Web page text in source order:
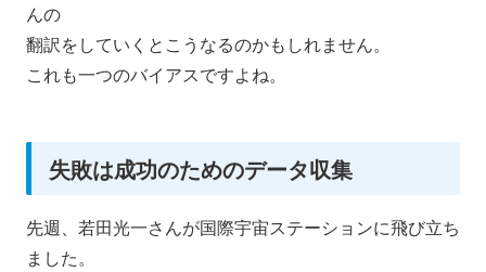
んの
翻訳をしていくとこうなるのかもしれません。
これも一つのバイアスですよね。
失敗は成功のためのデータ収集
先週、若田光一さんが国際宇宙ステーションに飛び立ち
ました。